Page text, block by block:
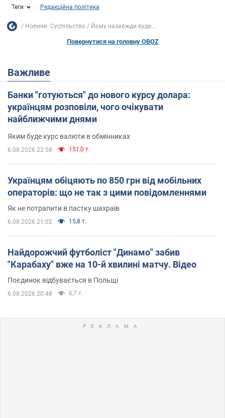
Теги Редакційна політика
Новини. Суспільство Йому назавжди буде...
Повернутися на головну OBOZ
Важливе
Банки "готуються" до нового курсу долара:
українцям розповіли, чого очікувати
найближчими днями
Яким буде курс валюти в обмінниках
6.08.2026 22:58 151,0 т.
Українцям обіцяють по 850 грн від мобільних
операторів: що не так з цими повідомленнями
Як не потрапити в пастку шахраїв
6.08.2026 21:02 15,8 т.
Найдорожчий футболіст "Динамо" забив
"Карабаху" вже на 10-й хвилині матчу. Відео
Поєдинок відбувається в Польщі
6.08.2026 20:48 6,7 т.